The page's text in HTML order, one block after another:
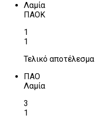
Λαμία
ΠΑΟΚ
1
1
Τελικό αποτέλεσμα
ΠΑΟ
Λαμία
3
1